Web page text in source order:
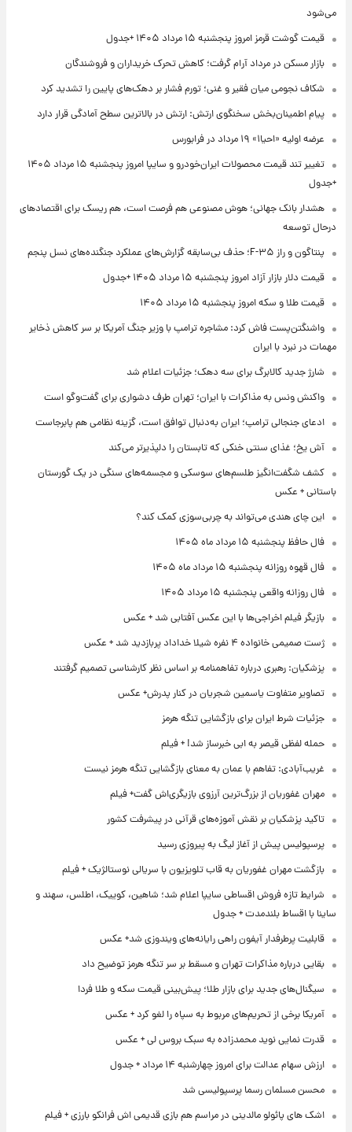
می‌شود
قیمت گوشت قرمز امروز پنجشنبه ۱۵ مرداد ۱۴۰۵ +جدول
بازار مسکن در مرداد آرام گرفت؛ کاهش تحرک خریداران و فروشندگان
شکاف نجومی میان فقیر و غنی؛ تورم فشار بر دهک‌های پایین را تشدید کرد
پیام اطمینان‌بخش سخنگوی ارتش: ارتش در بالاترین سطح آمادگی قرار دارد
عرضه اولیه «احیا۱» ۱۹ مرداد در فرابورس
تغییر تند قیمت محصولات ایران‌خودرو و سایپا امروز پنجشنبه ۱۵ مرداد ۱۴۰۵
+جدول
هشدار بانک جهانی؛ هوش مصنوعی هم فرصت است، هم ریسک برای اقتصادهای
درحال توسعه
پنتاگون و راز F-۳۵؛ حذف بی‌سابقه گزارش‌های عملکرد جنگنده‌های نسل پنجم
قیمت دلار بازار آزاد امروز پنجشنبه ۱۵ مرداد ۱۴۰۵ +جدول
قیمت طلا و سکه امروز پنجشنبه ۱۵ مرداد ۱۴۰۵
واشنگتن‌پست فاش کرد: مشاجره ترامپ با وزیر جنگ آمریکا بر سر کاهش ذخایر
مهمات در نبرد با ایران
شارژ جدید کالابرگ برای سه دهک؛ جزئیات اعلام شد
واکنش ونس به مذاکرات با ایران؛ تهران طرف دشواری برای گفت‌وگو است
ادعای جنجالی ترامپ؛ ایران به‌دنبال توافق است، گزینه نظامی هم پابرجاست
آش یخ؛ غذای سنتی خنکی که تابستان را دلپذیرتر می‌کند
کشف شگفت‌انگیز طلسم‌های سوسکی و مجسمه‌های سنگی در یک گورستان
باستانی + عکس
این چای هندی می‌تواند به چربی‌سوزی کمک کند؟
فال حافظ پنجشنبه ۱۵ مرداد ماه ۱۴۰۵
فال قهوه روزانه پنجشنبه ۱۵ مرداد ماه ۱۴۰۵
فال روزانه واقعی پنجشنبه ۱۵ مرداد ۱۴۰۵
بازیگر فیلم اخراجی‌ها با این عکس آفتابی شد + عکس
ژست صمیمی خانواده ۴ نفره شیلا خداداد پربازدید شد + عکس
پزشکیان: رهبری درباره تفاهمنامه بر اساس نظر کارشناسی تصمیم گرفتند
تصاویر متفاوت یاسمین شجریان در کنار پدرش+ عکس
جزئیات شرط ایران برای بازگشایی تنگه هرمز
حمله لفظی قیصر به ابی خبرساز شد! + فیلم
غریب‌آبادی: تفاهم با عمان به معنای بازگشایی تنگه هرمز نیست
مهران غفوریان از بزرگ‌ترین آرزوی بازیگری‌اش گفت+ فیلم
تاکید پزشکیان بر نقش آموزه‌های قرآنی در پیشرفت کشور
پرسپولیس پیش از آغاز لیگ به پیروزی رسید
بازگشت مهران غفوریان به قاب تلویزیون با سریالی نوستالژیک + فیلم
شرایط تازه فروش اقساطی سایپا اعلام شد؛ شاهین، کوییک، اطلس، سهند و
ساینا با اقساط بلندمدت + جدول
قابلیت پرطرفدار آیفون راهی رایانه‌های ویندوزی شد+ عکس
بقایی درباره مذاکرات تهران و مسقط بر سر تنگه هرمز توضیح داد
سیگنال‌های جدید برای بازار طلا؛ پیش‌بینی قیمت سکه و طلا فردا
آمریکا برخی از تحریم‌های مربوط به سپاه را لغو کرد + عکس
قدرت نمایی نوید محمدزاده به سبک بروس لی + عکس
ارزش سهام عدالت برای امروز چهارشنبه ۱۴ مرداد + جدول
محسن مسلمان رسما پرسپولیسی شد
اشک های پائولو مالدینی در مراسم هم بازی قدیمی اش فرانکو بارزی + فیلم